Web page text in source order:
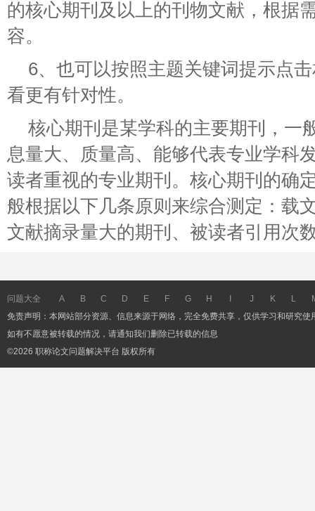
的核心期刊及以上的刊物文献，根据
容。
6、也可以按照主题关键词提示点
看更有针对性。
核心期刊是某学科的主要期刊，一
息量大、质量高、能够代表专业学科
读者重视的专业期刊。核心期刊的确
般根据以下几条原则来综合测定：载
文献摘录量大的期刊、被读者引用次
问题大全 A B C D E F G H J K L
免责声明：本网站部分资源、信息来源于网络，完全免费共享，仅供学习和研究使
如有不愿意被转载的情况，请通知我们删除已转载的信息
©2026 职称论文问题解决平台 版权所有